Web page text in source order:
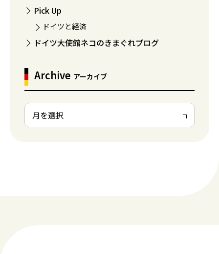
Pick Up
ドイツと経済
ドイツ大使館ネコのきまぐれブログ
Archive アーカイブ